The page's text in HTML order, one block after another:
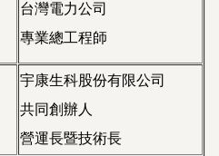
台灣電力公司
專業總工程師
宇康生科股份有限公司
共同創辦人
營運長暨技術長